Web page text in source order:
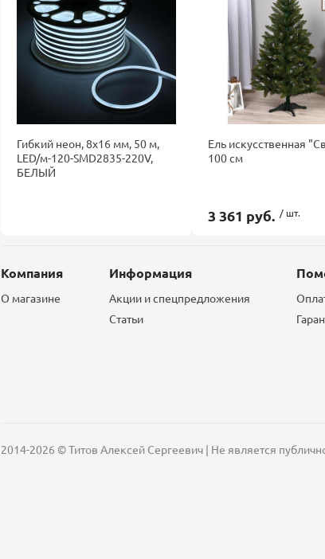
Гибкий неон, 8х16 мм, 50 м,
LED/м-120-SMD2835-220V,
БЕЛЫЙ
Ель искусственная
100 см
3 361 руб. / шт.
Компания
О магазине
Информация
Акции и спецпредложения
Статьи
2014-2026 © Титов Алексей Сергеевич | Не является